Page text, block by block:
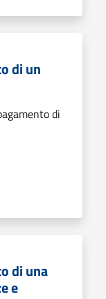
di un
di
di una
e